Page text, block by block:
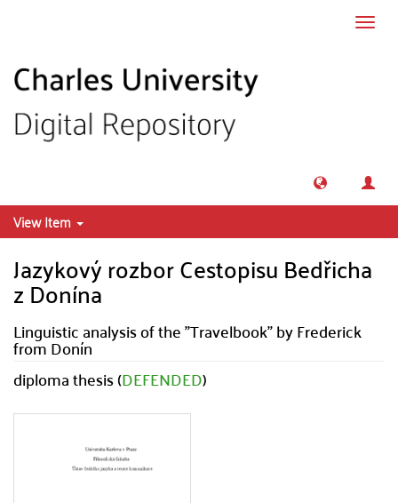
View Item
Jazykový rozbor Cestopisu Bedřicha
z Donína
Linguistic analysis of the "Travelbook" by Frederick
from Donín
diploma thesis (DEFENDED)